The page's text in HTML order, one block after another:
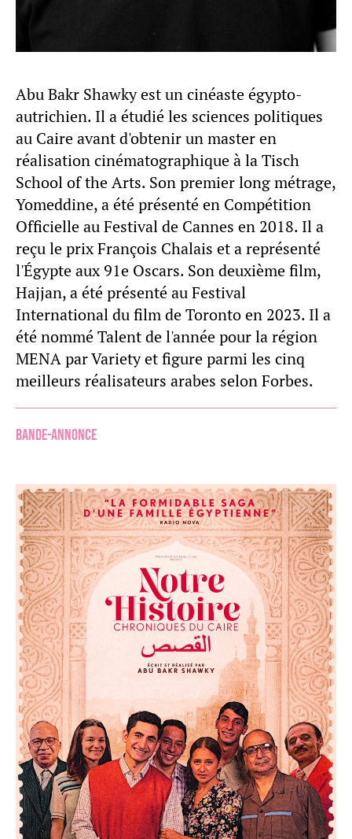
Abu Bakr Shawky est un cinéaste égypto-
autrichien. Il a étudié les sciences politiques
au Caire avant d'obtenir un master en
réalisation cinématographique à la Tisch
School of the Arts. Son premier long métrage,
Yomeddine, a été présenté en Compétition
Officielle au Festival de Cannes en 2018. Il a
reçu le prix François Chalais et a représenté
l'Égypte aux 91e Oscars. Son deuxième film,
Hajjan, a été présenté au Festival
International du film de Toronto en 2023. Il a
été nommé Talent de l'année pour la région
MENA par Variety et figure parmi les cinq
meilleurs réalisateurs arabes selon Forbes.
Bande-annonce